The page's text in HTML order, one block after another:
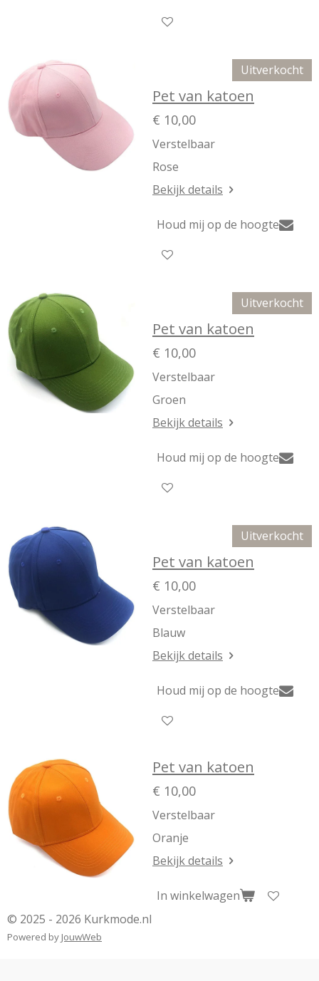
Uitverkocht
Pet van katoen
€ 10,00
Verstelbaar
Rose
Bekijk details
Houd mij op de hoogte
Uitverkocht
Pet van katoen
€ 10,00
Verstelbaar
Groen
Bekijk details
Houd mij op de hoogte
Uitverkocht
Pet van katoen
€ 10,00
Verstelbaar
Blauw
Bekijk details
Houd mij op de hoogte
Pet van katoen
€ 10,00
Verstelbaar
Oranje
Bekijk details
In winkelwagen
© 2025 - 2026 Kurkmode.nl
Powered by JouwWeb